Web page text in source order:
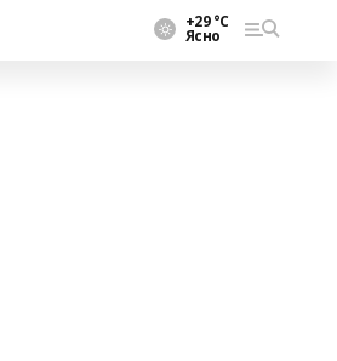
+29 °С
Ясно